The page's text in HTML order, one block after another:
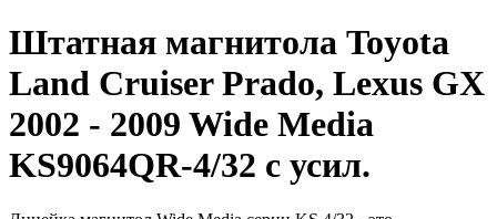
Штатная магнитола Toyota
Land Cruiser Prado, Lexus GX
2002 - 2009 Wide Media
KS9064QR-4/32 с усил.